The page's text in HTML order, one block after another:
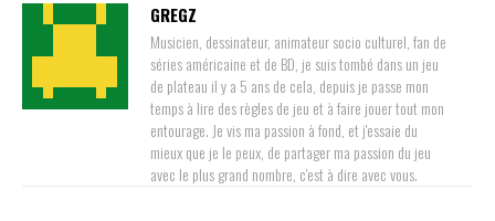
GREGZ
Musicien, dessinateur, animateur socio culturel, fan de
séries américaine et de BD, je suis tombé dans un jeu
de plateau il y a 5 ans de cela, depuis je passe mon
temps à lire des règles de jeu et à faire jouer tout mon
entourage. Je vis ma passion à fond, et j'essaie du
mieux que je le peux, de partager ma passion du jeu
avec le plus grand nombre, c'est à dire avec vous.